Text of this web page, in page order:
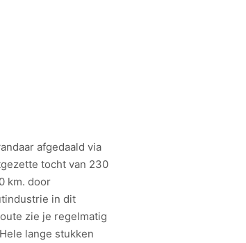
afgedaald via
tocht van 230
km. door
in dit
zie je regelmatig
lange stukken